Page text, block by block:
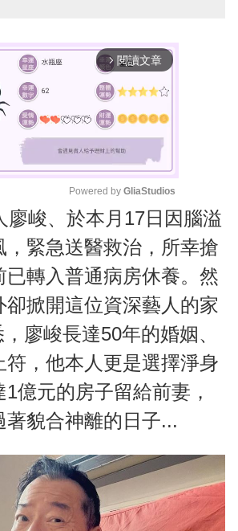
arrow_forward_ios 閱讀文章
M
u
t
e
Powered by GliaStudios
廖峻、於本月17日因腦溢
，緊急送醫救治，所幸搶
已轉入普通病房休養。然
卻掀開這位資深藝人的家
廖峻長達50年的婚姻、
符，他本人更是選擇淨身
億元的房子留給前妻，
著貌合神離的日子...